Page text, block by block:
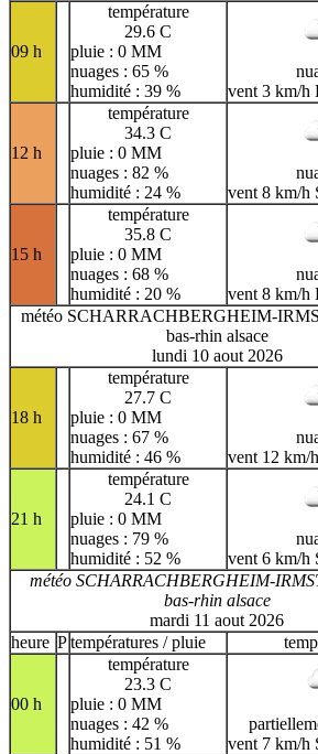
09 h
température
29.6 C
pluie : 0 MM
nuages : 65 %
humidité : 39 %
vent 3 km/h
12 h
température
34.3 C
pluie : 0 MM
nuages : 82 %
humidité : 24 %
vent 8 km/h
15 h
température
35.8 C
pluie : 0 MM
nuages : 68 %
humidité : 20 %
vent 8 km/h
météo SCHARRACHBERGHEIM-
bas-rhin alsace
lundi 10 aout 2026
18 h
température
27.7 C
pluie : 0 MM
nuages : 67 %
humidité : 46 %
vent 12 km/
21 h
température
24.1 C
pluie : 0 MM
nuages : 79 %
humidité : 52 %
vent 6 km/h
météo SCHARRACHBERGHEIM-
bas-rhin alsace
mardi 11 aout 2026
heure Ptempératures / pluie
00 h
température
23.3 C
pluie : 0 MM
nuages : 42 %
humidité : 51 %
vent 7 km/h